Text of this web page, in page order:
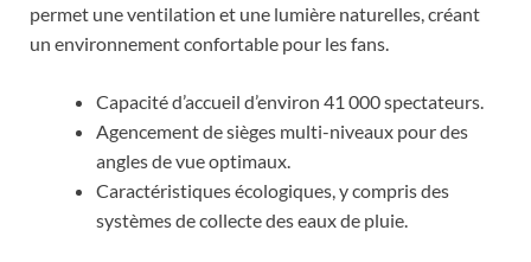
permet une ventilation et une lumière naturelles, créant
un environnement confortable pour les fans.
Capacité d’accueil d’environ 41 000 spectateurs.
Agencement de sièges multi-niveaux pour des
angles de vue optimaux.
Caractéristiques écologiques, y compris des
systèmes de collecte des eaux de pluie.